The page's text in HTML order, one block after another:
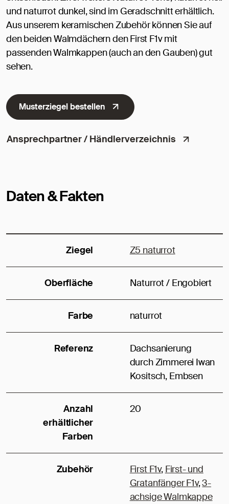
und naturrot dunkel, sind im Geradschnitt erhältlich.
Aus unserem keramischen Zubehör können Sie auf
den beiden Walmdächern den First F1v mit
passenden Walmkappen (auch an den Gauben) gut
sehen.
Musterziegel bestellen
Ansprechpartner / Händlerverzeichnis
Daten & Fakten
Ziegel Z5 naturrot
Oberfläche Naturrot / Engobiert
Farbe naturrot
Referenz
Dachsanierung
durch Zimmerei Iwan
Kositsch, Embsen
Anzahl
erhältlicher
Farben
20
Zubehör First F1v, First- und
Gratanfänger F1v,3-
achsige Walmkappe